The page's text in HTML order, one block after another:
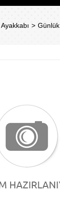
Ayakkabı Günlük